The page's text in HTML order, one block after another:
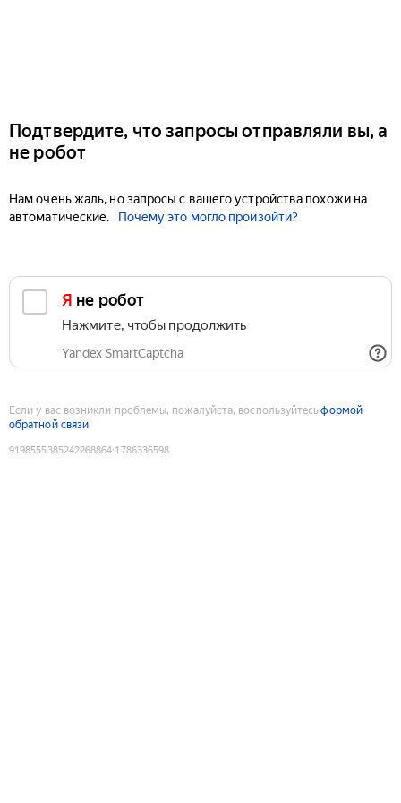
Подтвердите, что запросы отправляли вы, а
не робот
Нам очень жаль, но запросы с вашего устройства похожи на
автоматические.
Почему это могло произойти?
Я не робот
Нажмите, чтобы продолжить
Yandex SmartCaptcha
Если у вас возникли проблемы, пожалуйста, воспользуйтесьформой
обратной связи
9198555385242268864:1786336598